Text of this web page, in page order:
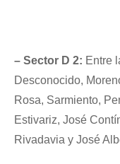
– Sector D 2: Entre
Desconocido,
Rosa, Sarmiento,
Estivariz, José
Rivadavia y José